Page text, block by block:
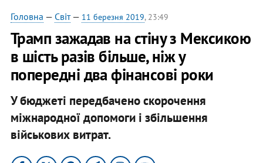
Головна — Світ— 11 березня 2019, 23:49
Трамп зажадав на стіну з Мексикою
в шість разів більше, ніж у
попередні два фінансові роки
У бюджеті передбачено скорочення
міжнародної допомоги і збільшення
військових витрат.